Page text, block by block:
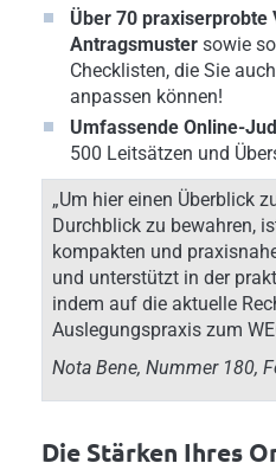
Über 70 praxiserprobte
Antragsmuster sowie
Checklisten, die Sie
anpassen können!
Umfassende Online-
500 Leitsätzen und
„Um hier einen Überblick
Durchblick zu bewahren,
kompakten und
und unterstützt in der
indem auf die aktuelle
Auslegungspraxis zum
Nota Bene, Nummer 180,
Die Stärken Ihres